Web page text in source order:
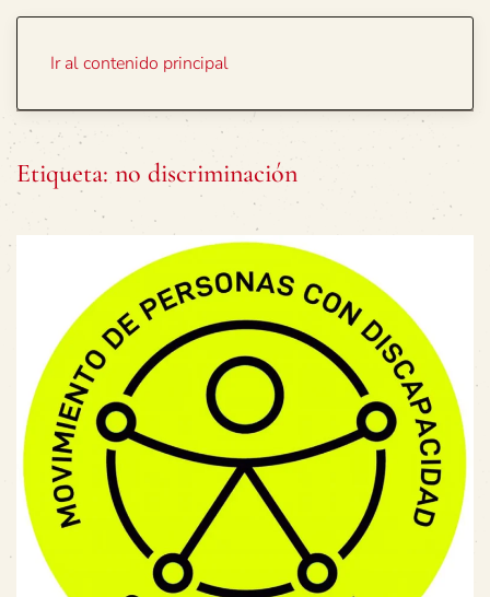
Ir al contenido principal
Etiqueta: no discriminación